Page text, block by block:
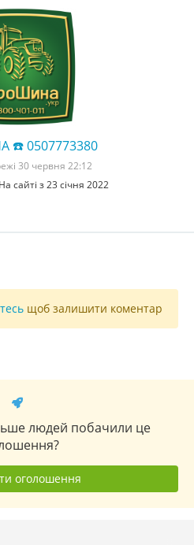
☎️ 0507773380
30 червня 22:12
На сайті з 23 січня 2022
щоб залишити коментар
людей побачили це
оголошення